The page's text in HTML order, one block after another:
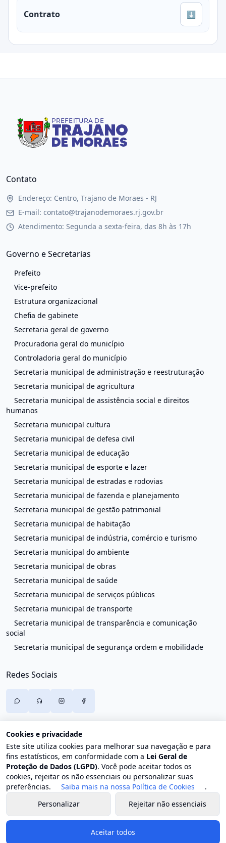
Contrato ⬇
Contato
Endereço: Centro, Trajano de Moraes - RJ
E-mail: contato@trajanodemoraes.rj.gov.br
Atendimento: Segunda a sexta-feira, das 8h às 17h
Governo e Secretarias
Prefeito
Vice-prefeito
Estrutura organizacional
Chefia de gabinete
Secretaria geral de governo
Procuradoria geral do município
Controladoria geral do município
Secretaria municipal de administração e reestruturação
Secretaria municipal de agricultura
Secretaria municipal de assistência social e direitos
humanos
Secretaria municipal cultura
Secretaria municipal de defesa civil
Secretaria municipal de educação
Secretaria municipal de esporte e lazer
Secretaria municipal de estradas e rodovias
Secretaria municipal de fazenda e planejamento
Secretaria municipal de gestão patrimonial
Secretaria municipal de habitação
Secretaria municipal de indústria, comércio e turismo
Secretaria municipal do ambiente
Secretaria municipal de obras
Secretaria municipal de saúde
Secretaria municipal de serviços públicos
Secretaria municipal de transporte
Secretaria municipal de transparência e comunicação
social
Secretaria municipal de segurança ordem e mobilidade
Redes Sociais
© 2026 Prefeitura de Trajano de Moraes. Todos os direitos
reservados.
Cookies e privacidade
Este site utiliza cookies para melhorar sua navegação e para
fins estatísticos, em conformidade com a Lei Geral de
Proteção de Dados (LGPD). Você pode aceitar todos os
cookies, rejeitar os não essenciais ou personalizar suas
preferências.
Saiba mais na nossa Política de Cookies
.
Personalizar
Rejeitar não essenciais
Aceitar todos